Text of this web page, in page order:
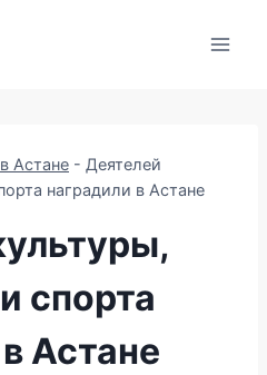
Астане - Деятелей
наградили в Астане
спорта
Астане